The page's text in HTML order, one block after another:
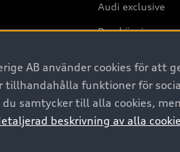
Audi exclusive
Provkörning
Om Audi
AB använder cookies för
tillhandahålla funktioner för
samtycker till alla cookies,
beskrivning av alla